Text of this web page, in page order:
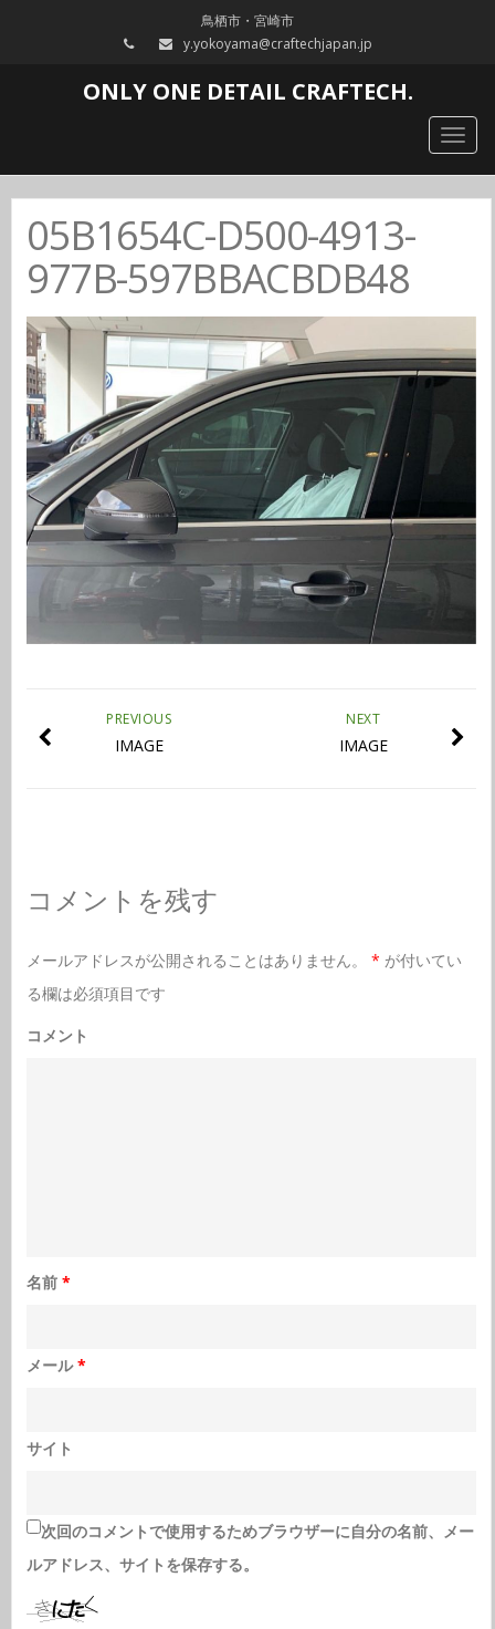
鳥栖市・宮崎市
y.yokoyama@craftechjapan.jp
ONLY ONE DETAIL CRAFTECH.
05B1654C-D500-4913-
977B-597BBACBDB48
NEXT
IMAGE
PREVIOUS
IMAGE
コメントを残す
メールアドレスが公開されることはありません。 * が付いてい
る欄は必須項目です
コメント
名前 *
メール*
サイト
次回のコメントで使用するためブラウザーに自分の名前、メー
ルアドレス、サイトを保存する。